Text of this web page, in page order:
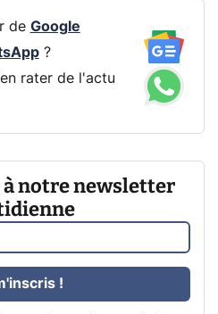
de Google
?
rater de l'actu
notre newsletter
!